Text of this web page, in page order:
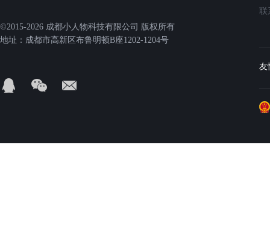
©2015-2026 成都小人物科技有限公司 版权所有
地址：成都市高新区布鲁明顿B座1202-1204号
联